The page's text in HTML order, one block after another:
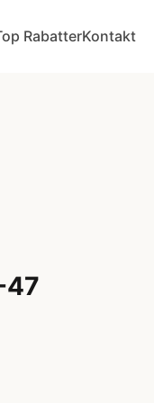
RabatterKontakt
47